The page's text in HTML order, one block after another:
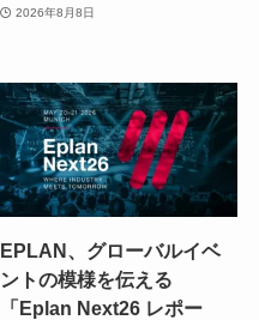
2026年8月8日
EPLAN、グローバルイベ
ントの模様を伝える
「Eplan Next26 レポー